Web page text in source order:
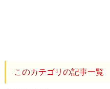
このカテゴリの記事一覧